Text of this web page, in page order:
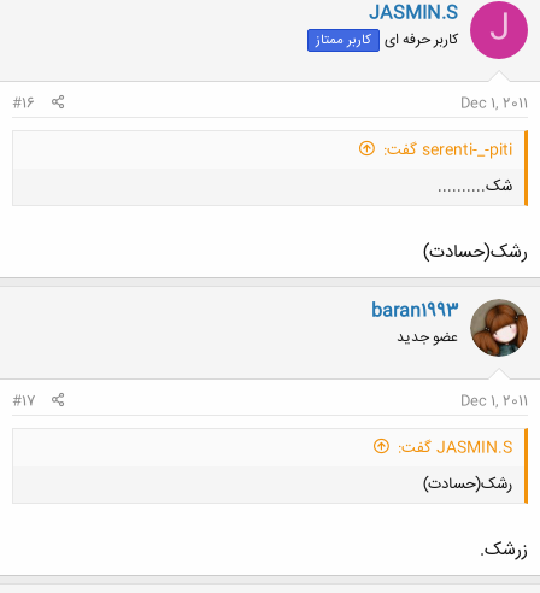
J
JASMIN.S
کاربر حرفه ای کاربر ممتاز
Dec 1, 2011
#16
serenti-_-piti گفت:
شک..........
رشک(حسادت)
baran1993
عضو جدید
Dec 1, 2011
#17
JASMIN.S گفت:
رشک(حسادت)
زرشک.